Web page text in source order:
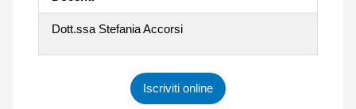
Dott.ssa Stefania Accorsi
Iscriviti online